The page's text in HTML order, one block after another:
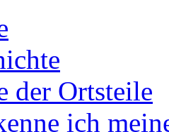
der Ortsteile
ich